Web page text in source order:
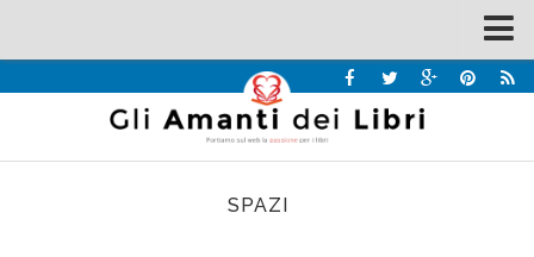
Recensioni
Interviste & Incontri
SPAZI